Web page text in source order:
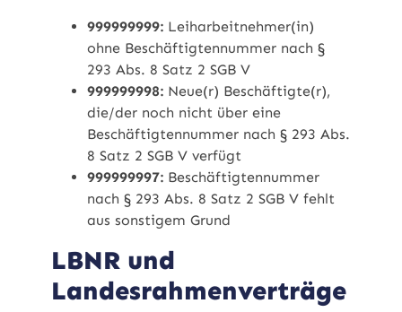
999999999: Leiharbeitnehmer(in)
ohne Beschäftigtennummer nach §
293 Abs. 8 Satz 2 SGB V
999999998: Neue(r) Beschäftigte(r),
die/der noch nicht über eine
Beschäftigtennummer nach § 293 Abs.
8 Satz 2 SGB V verfügt
999999997: Beschäftigtennummer
nach § 293 Abs. 8 Satz 2 SGB V fehlt
aus sonstigem Grund
LBNR und
Landesrahmenverträge